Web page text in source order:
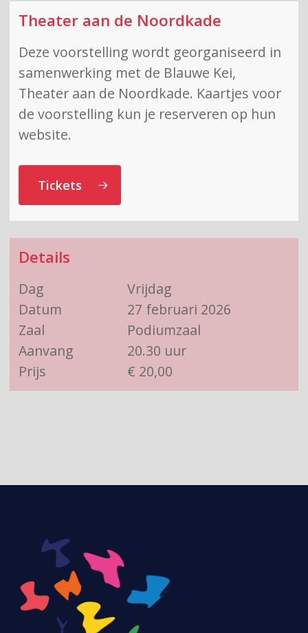
Theater aan de Noordkade
Deze voorstelling wordt georganiseerd in
samenwerking met de Blauwe Kei,
Theater aan de Noordkade. Kaartjes voor
de voorstelling kun je reserveren op hun
website.
Tickets
Details
Dag
Vrijdag
Datum
27 februari 2026
Zaal
Podiumzaal
Aanvang
20.30 uur
Prijs
€ 20,00